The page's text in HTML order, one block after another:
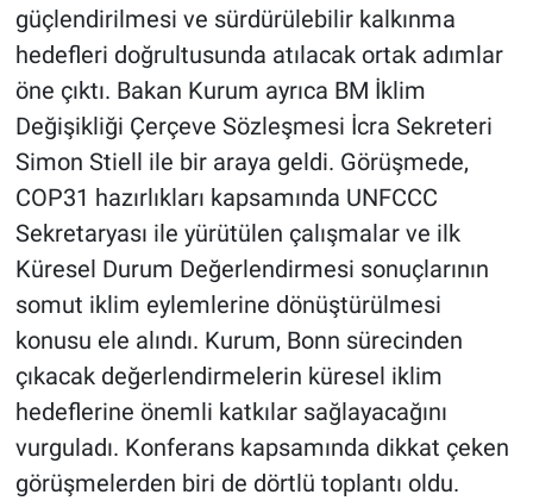
güçlendirilmesi ve sürdürülebilir kalkınma
hedefleri doğrultusunda atılacak ortak adımlar
öne çıktı. Bakan Kurum ayrıca BM İklim
Değişikliği Çerçeve Sözleşmesi İcra Sekreteri
Simon Stiell ile bir araya geldi. Görüşmede,
COP31 hazırlıkları kapsamında UNFCCC
Sekretaryası ile yürütülen çalışmalar ve ilk
Küresel Durum Değerlendirmesi sonuçlarının
somut iklim eylemlerine dönüştürülmesi
konusu ele alındı. Kurum, Bonn sürecinden
çıkacak değerlendirmelerin küresel iklim
hedeflerine önemli katkılar sağlayacağını
vurguladı. Konferans kapsamında dikkat çeken
görüşmelerden biri de dörtlü toplantı oldu.